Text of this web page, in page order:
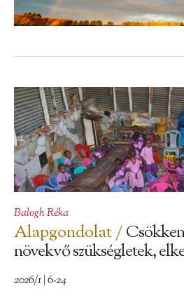
Balogh Réka
Alapgondolat /
növekvő szükségletek,
2026/1 | 6-24